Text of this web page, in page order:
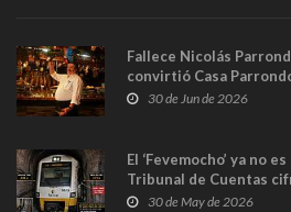
Fallece Nicolás
convirtió Casa
en Madrid
30 de Jun de 2026
El ‘Fevemocho’ ya no
Tribunal de Cuentas
sobrecoste de los
30 de May de 2026